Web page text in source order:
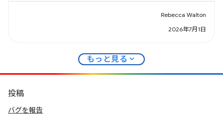
Rebecca Walton
2026年7月1日
もっと見る expand_more
投稿
バグを報告